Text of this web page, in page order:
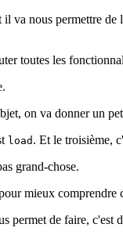
nous permettre
toutes les
on va donner un
load . Et le troisième,
grand-chose.
mieux comprendre
permet de faire,